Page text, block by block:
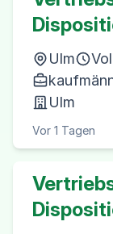
Ulm
Ulm
Vor 1 Tagen